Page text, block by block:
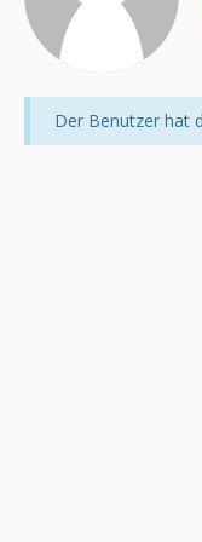
Der Benutzer hat